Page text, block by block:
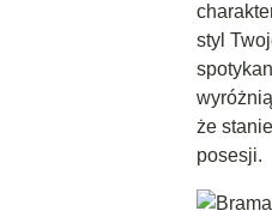
styl
że
posesji.